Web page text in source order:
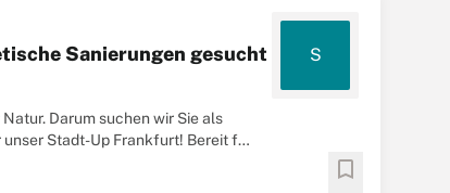
Sanierungen gesucht S
Darum suchen wir Sie als
Stadt-Up Frankfurt! Bereit für
bookmark